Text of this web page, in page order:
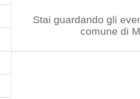
Stai guardando gli
comune di